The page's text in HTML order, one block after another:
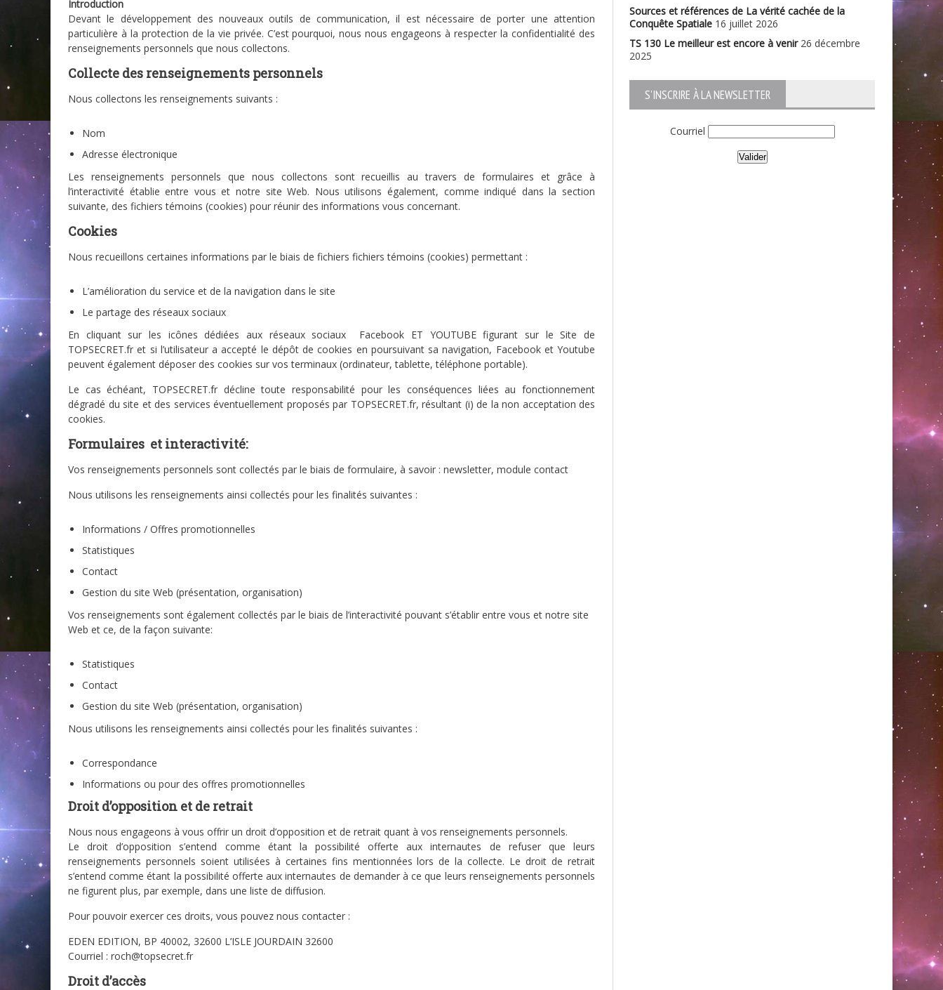
Introduction
Devant le développement des nouveaux outils de communication, il est nécessaire de porter une attention
particulière à la protection de la vie privée. C’est pourquoi, nous nous engageons à respecter la confidentialité des
renseignements personnels que nous collectons.
Collecte des renseignements personnels
Nous collectons les renseignements suivants :
Nom
Adresse électronique
Les renseignements personnels que nous collectons sont recueillis au travers de formulaires et grâce à
l’interactivité établie entre vous et notre site Web. Nous utilisons également, comme indiqué dans la section
suivante, des fichiers témoins (cookies) pour réunir des informations vous concernant.
Cookies
Nous recueillons certaines informations par le biais de fichiers fichiers témoins (cookies) permettant :
L’amélioration du service et de la navigation dans le site
Le partage des réseaux sociaux
En cliquant sur les icônes dédiées aux réseaux sociaux Facebook ET YOUTUBE figurant sur le Site de
TOPSECRET.fr et si l’utilisateur a accepté le dépôt de cookies en poursuivant sa navigation, Facebook et Youtube
peuvent également déposer des cookies sur vos terminaux (ordinateur, tablette, téléphone portable).
Le cas échéant, TOPSECRET.fr décline toute responsabilité pour les conséquences liées au fonctionnement
dégradé du site et des services éventuellement proposés par TOPSECRET.fr, résultant (i) de la non acceptation des
cookies.
Formulaires et interactivité:
Vos renseignements personnels sont collectés par le biais de formulaire, à savoir : newsletter, module contact
Nous utilisons les renseignements ainsi collectés pour les finalités suivantes :
Informations / Offres promotionnelles
Statistiques
Contact
Gestion du site Web (présentation, organisation)
Vos renseignements sont également collectés par le biais de l’interactivité pouvant s’établir entre vous et notre site
Web et ce, de la façon suivante:
Statistiques
Contact
Gestion du site Web (présentation, organisation)
Nous utilisons les renseignements ainsi collectés pour les finalités suivantes :
Correspondance
Informations ou pour des offres promotionnelles
Droit d’opposition et de retrait
Nous nous engageons à vous offrir un droit d’opposition et de retrait quant à vos renseignements personnels.
Le droit d’opposition s’entend comme étant la possibilité offerte aux internautes de refuser que leurs
renseignements personnels soient utilisées à certaines fins mentionnées lors de la collecte. Le droit de retrait
s’entend comme étant la possibilité offerte aux internautes de demander à ce que leurs renseignements personnels
ne figurent plus, par exemple, dans une liste de diffusion.
Pour pouvoir exercer ces droits, vous pouvez nous contacter :
EDEN EDITION, BP 40002, 32600 L’ISLE JOURDAIN 32600
Courriel : roch@topsecret.fr
Droit d’accès
Sources et références de La vérité cachée de la
Conquête Spatiale 16 juillet 2026
TS 130 Le meilleur est encore à venir 26 décembre
2025
S'INSCRIRE À LA NEWSLETTER
Courriel